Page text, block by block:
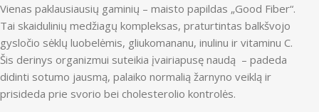
Vienas paklausiausių gaminių – maisto papildas „Good Fiber“.
Tai skaidulinių medžiagų kompleksas, praturtintas balkšvojo
gysločio sėklų luobelėmis, gliukomananu, inulinu ir vitaminu C.
Šis derinys organizmui suteikia įvairiapusę naudą – padeda
didinti sotumo jausmą, palaiko normalią žarnyno veiklą ir
prisideda prie svorio bei cholesterolio kontrolės.